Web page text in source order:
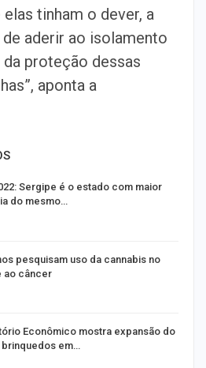
tinham o dever, a
aderir ao isolamento
proteção dessas
aponta a
Sergipe é o estado com maior
do mesmo…
pesquisam uso da cannabis no
ao câncer
Econômico mostra expansão do
em…